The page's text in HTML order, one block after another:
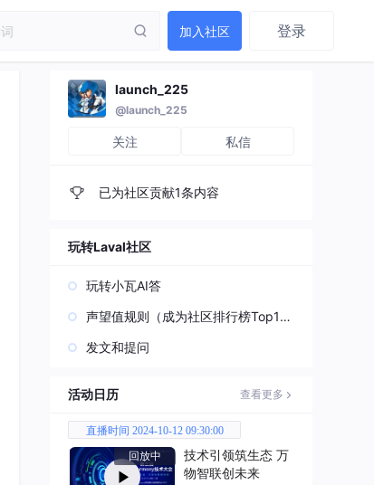
加入社区 登录
launch_225
@launch_225
关注 私信
已为社区贡献1条内容
玩转Laval社区
玩转小瓦AI答
声望值规则（成为社区排行榜Top1
发文和提问
活动日历 查看更多
直播时间 2024-10-12 09:30:00
回放中
技术引领筑生态 万
物智联创未来